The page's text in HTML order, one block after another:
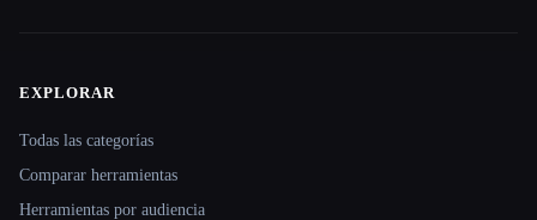
Site navigation
EXPLORAR
Todas las categorías
Comparar herramientas
Herramientas por audiencia